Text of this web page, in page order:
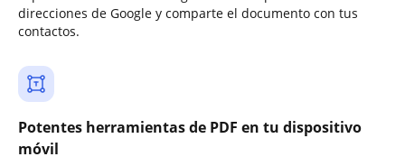
direcciones de Google y comparte el documento con tus
contactos.
Potentes herramientas de PDF en tu dispositivo
móvil